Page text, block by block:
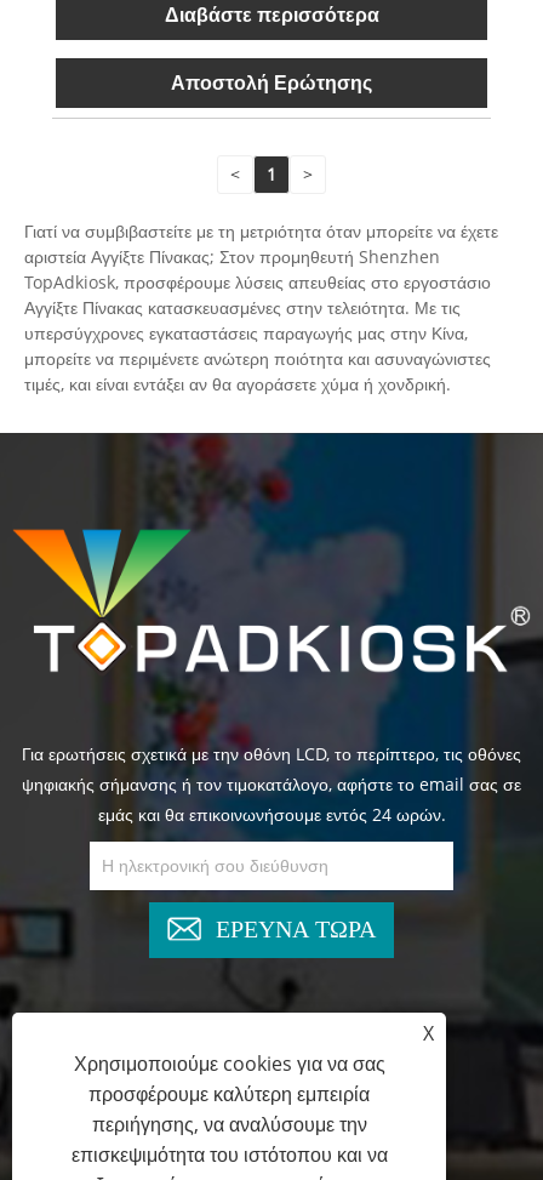
Διαβάστε περισσότερα
Αποστολή Ερώτησης
< 1 >
Γιατί να συμβιβαστείτε με τη μετριότητα όταν μπορείτε να έχετε
αριστεία Αγγίξτε Πίνακας; Στον προμηθευτή Shenzhen
TopAdkiosk, προσφέρουμε λύσεις απευθείας στο εργοστάσιο
Αγγίξτε Πίνακας κατασκευασμένες στην τελειότητα. Με τις
υπερσύγχρονες εγκαταστάσεις παραγωγής μας στην Κίνα,
μπορείτε να περιμένετε ανώτερη ποιότητα και ασυναγώνιστες
τιμές, και είναι εντάξει αν θα αγοράσετε χύμα ή χονδρική.
Για ερωτήσεις σχετικά με την οθόνη LCD, το περίπτερο, τις οθόνες
ψηφιακής σήμανσης ή τον τιμοκατάλογο, αφήστε το email σας σε
εμάς και θα επικοινωνήσουμε εντός 24 ωρών.
ΕΡΕΥΝΑ ΤΩΡΑ
marketing@topadkiosk.com
X
Χρησιμοποιούμε cookies για να σας
προσφέρουμε καλύτερη εμπειρία
περιήγησης, να αναλύσουμε την
επισκεψιμότητα του ιστότοπου και να